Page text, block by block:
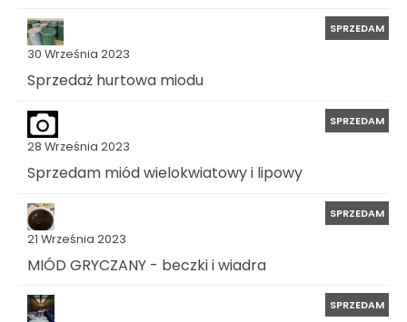
30 Września 2023
SPRZEDAM
Sprzedaż hurtowa miodu
28 Września 2023
SPRZEDAM
Sprzedam miód wielokwiatowy i lipowy
21 Września 2023
SPRZEDAM
MIÓD GRYCZANY - beczki i wiadra
SPRZEDAM